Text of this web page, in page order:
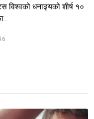
विश्वको धनाढ्यको शीर्ष १०